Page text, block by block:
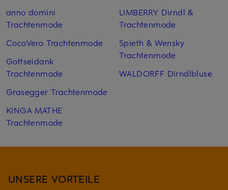
anno domini
Trachtenmode
CocoVero Trachtenmode
Gottseidank
Trachtenmode
Grasegger Trachtenmode
KINGA MATHE
Trachtenmode
LIMBERRY Dirndl &
Trachtenmode
Spieth & Wensky
Trachtenmode
WALDORFF Dirndlbluse
UNSERE VORTEILE